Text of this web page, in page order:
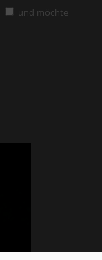
und möchte